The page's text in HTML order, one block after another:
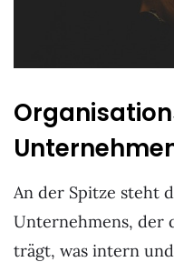
An der Spitze steht
Unternehmens, der
trägt, was intern